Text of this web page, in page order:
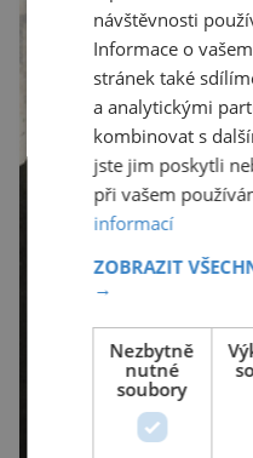
návštěvnosti
Informace o
stránek také
a analytickými
kombinovat s
jste jim poskytli
při vašem
informací
ZOBRAZIT
→
Nezbytně
nutné
soubory